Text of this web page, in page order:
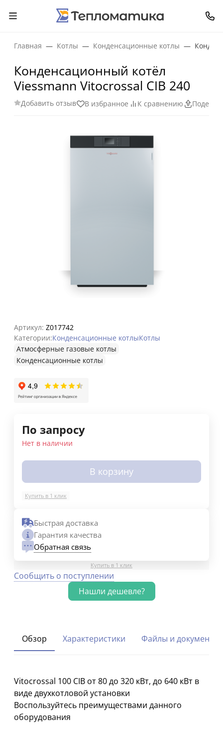
Главная Котлы Конденсационные котлы
Конденсационный котёл
Viessmann Vitocrossal CIB 240
Добавить отзыв В избранное К сравнению
Артикул: Z017742
Категории:Конденсационные котлыКотлы
Атмосферные газовые котлы
Конденсационные котлы
По запросу
Нет в наличии
В корзину
Купить в 1 клик
Быстрая доставка
Гарантия качества
Обратная связь
Купить в 1 клик
Сообщить о поступлении
Обзор Характеристики Файлы и документы
Vitocrossal 100 CIB от 80 до 320 кВт, до 640 кВт в
виде двухкотловой установки
Воспользуйтесь преимуществами данного
оборудования